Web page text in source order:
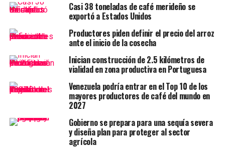
Casi 38 toneladas de café merideño se
exportó a Estados Unidos
Productores piden definir el precio del arroz
ante el inicio de la cosecha
Inician construcción de 2.5 kilómetros de
vialidad en zona productiva en Portuguesa
Venezuela podría entrar en el Top 10 de los
mayores productores de café del mundo en
2027
Gobierno se prepara para una sequía severa
y diseña plan para proteger al sector
agrícola